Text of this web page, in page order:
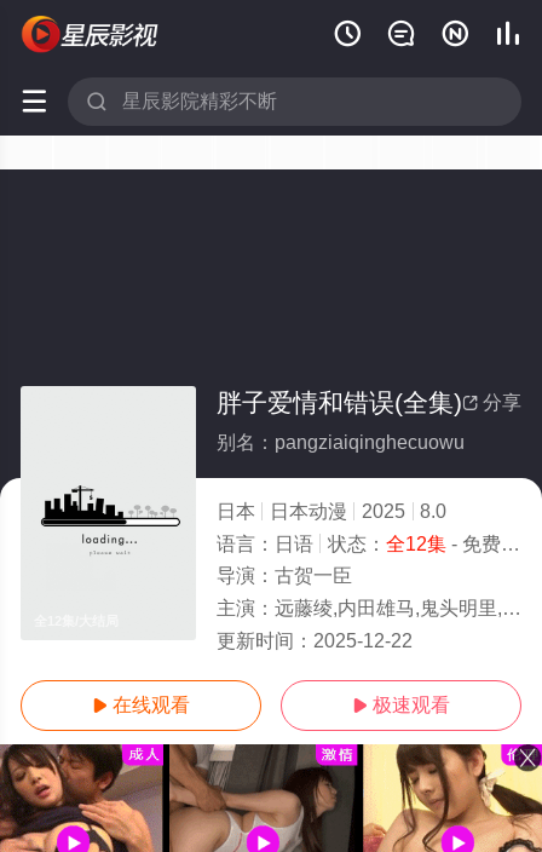
   
 
 分享
胖子爱情和错误(全集)
别名：pangziaiqinghecuowu
日本 日本动漫 2025
8.0
语言： 日语 状态： 全12集- 免费在线观看
导演： 古贺一臣
主演： 远藤绫,内田雄马,鬼头明里,杉田智和,江口拓也,竹内荣治,诹访部顺一,千叶翔也
更新时间： 2025-12-22
 在线观看  极速观看